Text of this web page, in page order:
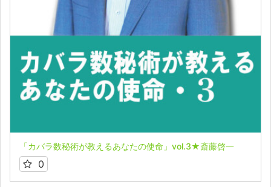
「カバラ数秘術が教えるあなたの使命」vol.3★斎藤啓一
0